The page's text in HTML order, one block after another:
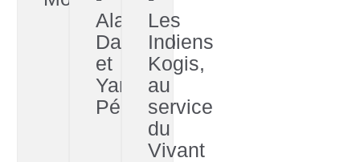
Alain
Damasio
et
Yan
Péchin
Les
Indiens
Kogis,
au
service
du
Vivant